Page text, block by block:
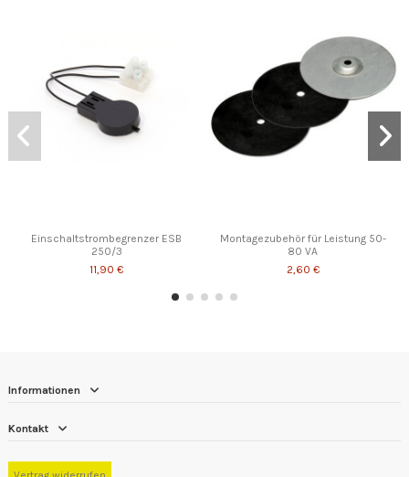
Einschaltstrombegrenzer ESB
250/3
11,90 €
Montagezubehör für Leistung 50-
80 VA
2,60 €
Informationen
Kontakt